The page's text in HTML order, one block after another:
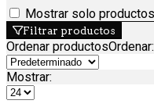
Mostrar solo
Filtrar productos
Ordenar productosOrdenar:
Mostrar: